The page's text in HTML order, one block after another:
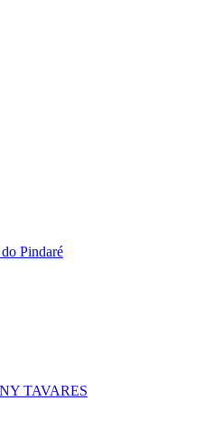
Pindaré
TAVARES